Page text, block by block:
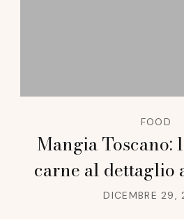
FOOD
Mangia Toscano:
carne al dettaglio
DICEMBRE 29,